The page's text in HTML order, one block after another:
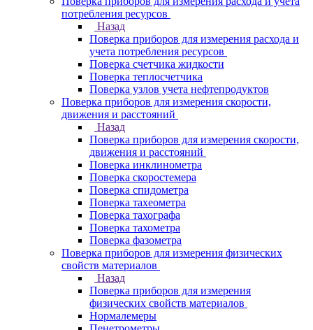
потребления ресурсов
Назад
Поверка приборов для измерения расхода и
учета потребления ресурсов
Поверка счетчика жидкости
Поверка теплосчетчика
Поверка узлов учета нефтепродуктов
Поверка приборов для измерения скорости,
движения и расстояний
Назад
Поверка приборов для измерения скорости,
движения и расстояний
Поверка инклинометра
Поверка скоростемера
Поверка спидометра
Поверка тахеометра
Поверка тахографа
Поверка тахометра
Поверка фазометра
Поверка приборов для измерения физических
свойств материалов
Назад
Поверка приборов для измерения
физических свойств материалов
Нормалемеры